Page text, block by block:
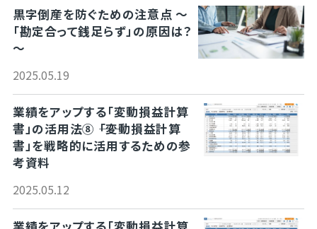
黒字倒産を防ぐための注意点 ～
「勘定合って銭足らず」の原因は？
～
2025.05.19
業績をアップする「変動損益計算
書」の活用法⑧ ――「変動損益計算
書」を戦略的に活用するための参
考資料
2025.05.12